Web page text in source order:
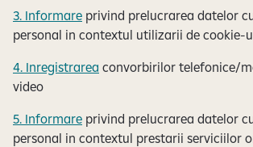
3. Informare privind prelucrarea datelor
personal in contextul utilizarii de cookie-
4. Inregistrarea convorbirilor telefonice/
video
5. Informare privind prelucrarea datelor
personal in contextul prestarii serviciilor